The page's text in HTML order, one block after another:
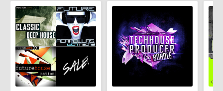
きます際には、NTFSやHFS＋でフォーマットされたHDDをご用意
いただく必要がございます。
製品の購入手続き完了後、受注確認メールとシリアルナンバーをお
知らせするメールの2通が送信されます。メールに記載されており
ます説明に沿って、製品のダウンロード／導入を行って下さい。
サンプルパック製品には、原則として日本語版操作マニュアルをご
用意しておりません。ご購入後のご不明点や詳細に関するお問い合
わせなどはテクニカルサポート
までご連絡ください。